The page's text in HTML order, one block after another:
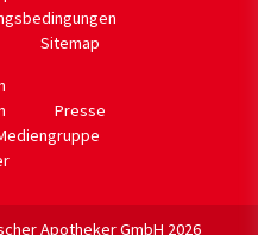
Sitemap
Presse
Apotheker GmbH 2026